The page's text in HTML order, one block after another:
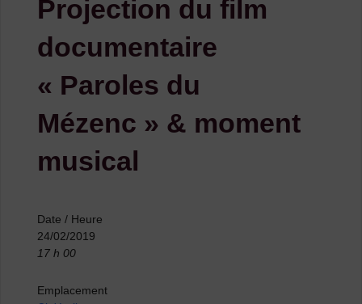
Projection du film
documentaire
« Paroles du
Mézenc » & moment
musical
Date / Heure
24/02/2019
17 h 00
Emplacement